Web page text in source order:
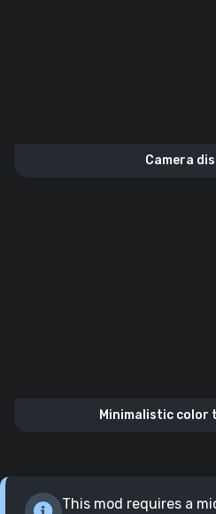
Camera
Minimalistic color
This mod requires a